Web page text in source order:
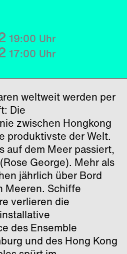
19:00 Uhr
17:00 Uhr
weltweit werden per
Die
zwischen Hongkong
produktivste der Welt.
auf dem Meer passiert,
George). Mehr als
jährlich über Bord
Meeren. Schiffe
verlieren die
des Ensemble
und des Hong Kong